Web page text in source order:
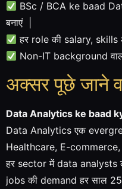
BSc / BCA ke baad
बनाएं |
हर role की salary,
Non-IT background
अक्सर पूछे जाने
Data Analytics ke baad
Data Analytics एक
Healthcare, E-
हर sector में data analysts
jobs की demand हर साल